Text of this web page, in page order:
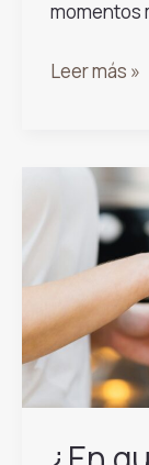
momentos
Cómo
anillo
perfecto:
diamantes,
zafiros,
esmeraldas
las
Leer más »